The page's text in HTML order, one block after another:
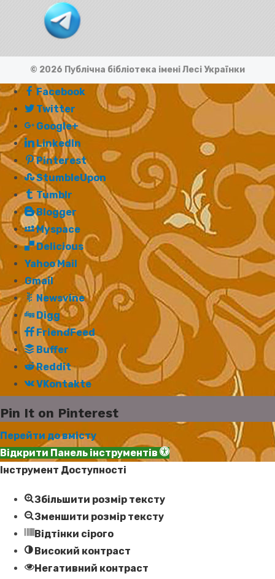
© 2026 Публічна бібліотека імені Лесі Українки
Facebook
Twitter
Google+
LinkedIn
Pinterest
StumbleUpon
Tumblr
Blogger
Myspace
Delicious
Yahoo Mail
Gmail
Newsvine
Digg
FriendFeed
Buffer
Reddit
VKontakte
Pin It on Pinterest
Перейти до вмісту
Відкрити Панель інструментів
Інструмент Доступності
Збільшити розмір тексту
Зменшити розмір тексту
Відтінки сірого
Високий контраст
Негативний контраст